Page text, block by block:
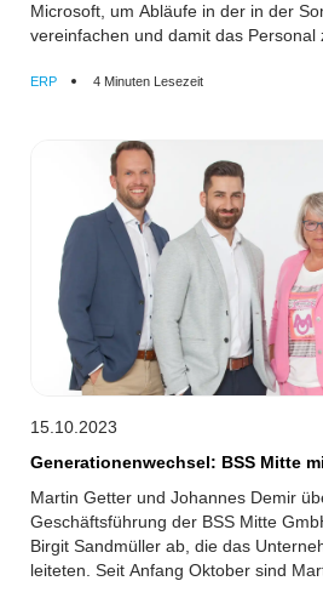
Microsoft, um Abläufe in der in der Sonderreinigung zu
vereinfachen und damit das Personal
ERP 4 Minuten Lesezeit
15.10.2023
Generationenwechsel: BSS Mitte
Martin Getter und Johannes Demir
Geschäftsführung der BSS Mitte
Birgit Sandmüller ab, die das
leiteten. Seit Anfang Oktober sind Martin Getter und Johannes